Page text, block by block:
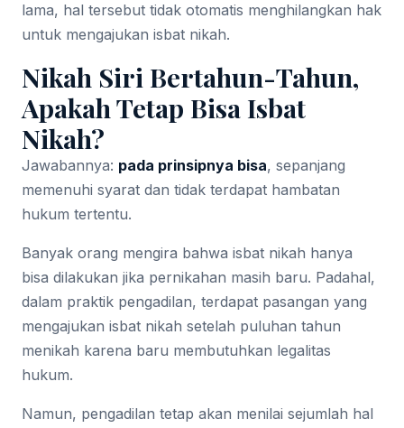
lama, hal tersebut tidak otomatis menghilangkan hak
untuk mengajukan isbat nikah.
Nikah Siri Bertahun-Tahun,
Apakah Tetap Bisa Isbat
Nikah?
Jawabannya: pada prinsipnya bisa, sepanjang
memenuhi syarat dan tidak terdapat hambatan
hukum tertentu.
Banyak orang mengira bahwa isbat nikah hanya
bisa dilakukan jika pernikahan masih baru. Padahal,
dalam praktik pengadilan, terdapat pasangan yang
mengajukan isbat nikah setelah puluhan tahun
menikah karena baru membutuhkan legalitas
hukum.
Namun, pengadilan tetap akan menilai sejumlah hal